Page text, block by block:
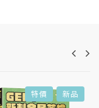
特價 新品